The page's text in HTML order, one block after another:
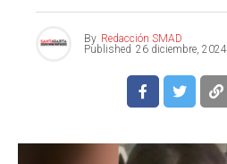
By Redacción SMAD
Published 26 diciembre,